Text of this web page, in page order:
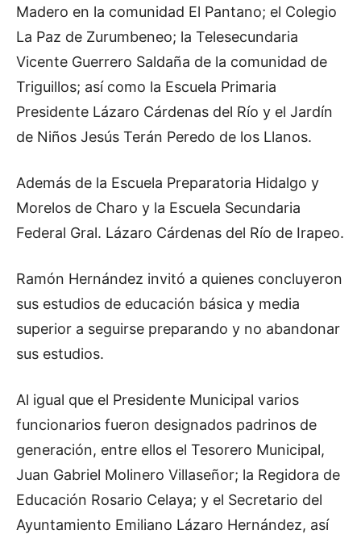
Madero en la comunidad El Pantano; el Colegio
La Paz de Zurumbeneo; la Telesecundaria
Vicente Guerrero Saldaña de la comunidad de
Triguillos; así como la Escuela Primaria
Presidente Lázaro Cárdenas del Río y el Jardín
de Niños Jesús Terán Peredo de los Llanos.
Además de la Escuela Preparatoria Hidalgo y
Morelos de Charo y la Escuela Secundaria
Federal Gral. Lázaro Cárdenas del Río de Irapeo.
Ramón Hernández invitó a quienes concluyeron
sus estudios de educación básica y media
superior a seguirse preparando y no abandonar
sus estudios.
Al igual que el Presidente Municipal varios
funcionarios fueron designados padrinos de
generación, entre ellos el Tesorero Municipal,
Juan Gabriel Molinero Villaseñor; la Regidora de
Educación Rosario Celaya; y el Secretario del
Ayuntamiento Emiliano Lázaro Hernández, así